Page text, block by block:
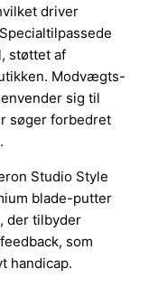
driver
støttet af
Modvægts-
sig til
søger forbedret
Studio Style
blade-putter
der tilbyder
som
handicap.